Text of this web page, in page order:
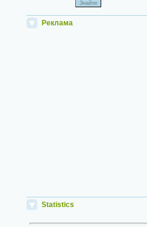
Реклама
Statistics